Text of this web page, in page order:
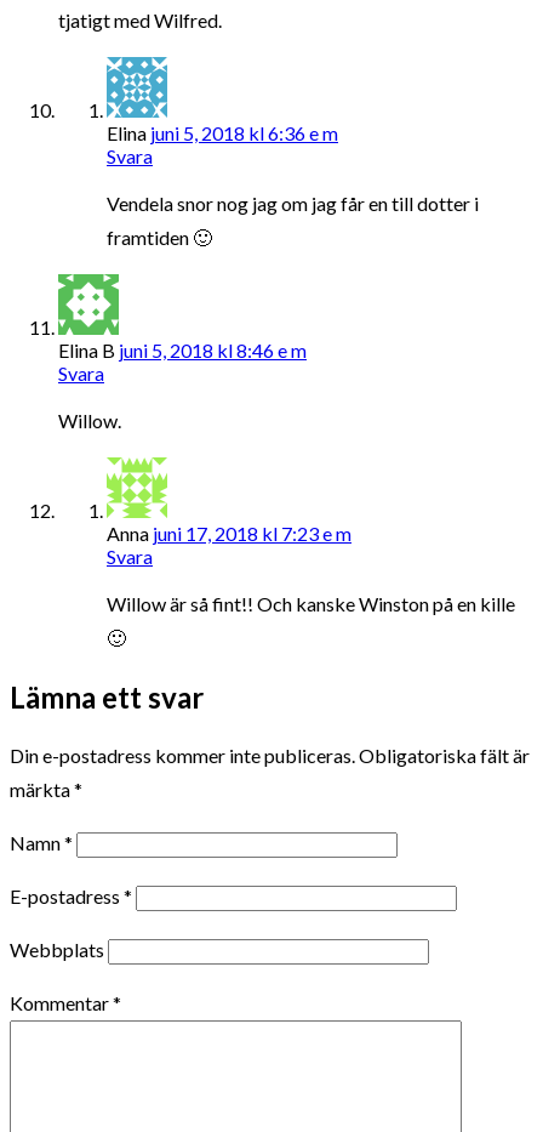
tjatigt med Wilfred.
Elina juni 5, 2018 kl 6:36 e m
Svara
Vendela snor nog jag om jag får en till dotter i
framtiden 🙂
Elina B juni 5, 2018 kl 8:46 e m
Svara
Willow.
Anna juni 17, 2018 kl 7:23 e m
Svara
Willow är så fint!! Och kanske Winston på en kille
🙂
Lämna ett svar
Din e-postadress kommer inte publiceras.Obligatoriska fält är
märkta*
Namn*
E-postadress *
Webbplats
Kommentar*